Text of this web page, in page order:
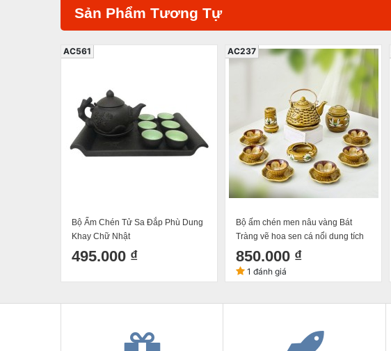
Sản Phẩm Tương Tự
Bộ Ấm Chén Tử Sa Đắp Phù Dung
Khay Chữ Nhật
495.000 ₫
AC561
Bộ ấm chén men nâu vàng Bát
Tràng vẽ hoa sen cá nổi dung tích
500ml
850.000 ₫
AC237
1 đánh giá